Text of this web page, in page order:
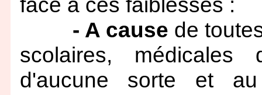
- A cause de
scolaires, médicales
d'aucune sorte et